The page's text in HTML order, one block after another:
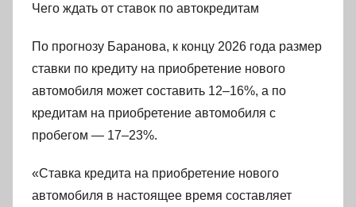
Чего ждать от ставок по автокредитам
По прогнозу Баранова, к концу 2026 года размер
ставки по кредиту на приобретение нового
автомобиля может составить 12–16%, а по
кредитам на приобретение автомобиля с
пробегом — 17–23%.
«Ставка кредита на приобретение нового
автомобиля в настоящее время составляет